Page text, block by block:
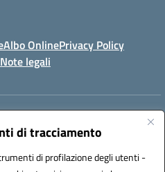
di tracciamento
di profilazione degli utenti -
Albo OnlinePrivacy Policy
Note legali